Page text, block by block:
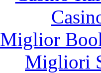
Miglior
Migliori